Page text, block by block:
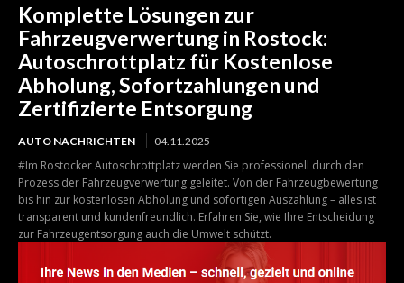
Komplette Lösungen zur
Fahrzeugverwertung in Rostock:
Autoschrottplatz für Kostenlose
Abholung, Sofortzahlungen und
Zertifizierte Entsorgung
AUTO NACHRICHTEN 04.11.2025
#Im Rostocker Autoschrottplatz werden Sie professionell durch den
Prozess der Fahrzeugverwertung geleitet. Von der Fahrzeugbewertung
bis hin zur kostenlosen Abholung und sofortigen Auszahlung – alles ist
transparent und kundenfreundlich. Erfahren Sie, wie Ihre Entscheidung
zur Fahrzeugentsorgung auch die Umwelt schützt.